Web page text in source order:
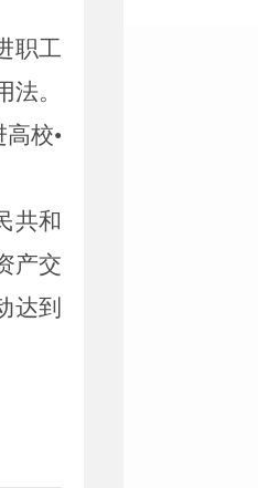
职工
法。
校•
共和
产交
达到